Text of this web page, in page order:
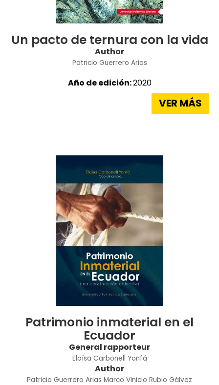
Un pacto de ternura con la vida
Author
Patricio Guerrero Arias
Año de edición:2020
VER MÁS
Patrimonio inmaterial en el
Ecuador
General rapporteur
Eloísa Carbonell Yonfá
Author
Patricio Guerrero Arias Marco Vinicio Rubio Gálvez